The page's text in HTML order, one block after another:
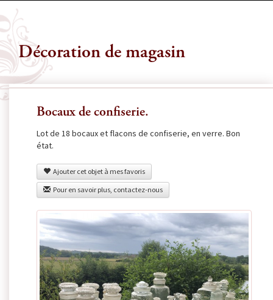
Décoration de magasin
Bocaux de confiserie.
Lot de 18 bocaux et flacons de confiserie, en verre. Bon
état.
Ajouter cet objet à mes favoris
Pour en savoir plus, contactez-nous